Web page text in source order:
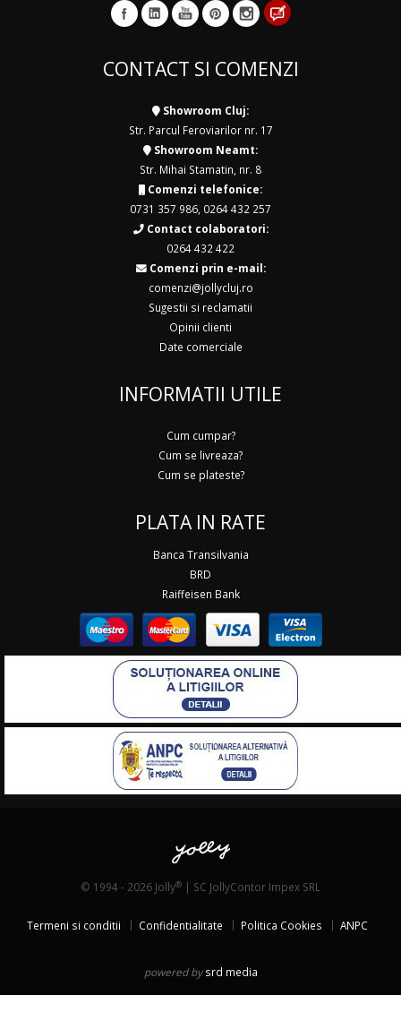
CONTACT SI COMENZI
Showroom Cluj:
Str. Parcul Feroviarilor nr. 17
Showroom Neamt:
Str. Mihai Stamatin, nr. 8
Comenzi telefonice:
0731 357 986 0264 432 257
Contact colaboratori:
0264 432 422
Comenzi prin e-mail:
comenzi@jollycluj.ro
Sugestii si reclamatii
Opinii clienti
Date comerciale
INFORMATII UTILE
Cum cumpar?
Cum se livreaza?
Cum se plateste?
PLATA IN RATE
Banca Transilvania
BRD
Raiffeisen Bank
© 1994 - 2026 Jolly® | SC JollyContor Impex SRL
Termeni si conditii Confidentialitate Politica Cookies ANPC
powered by srd media